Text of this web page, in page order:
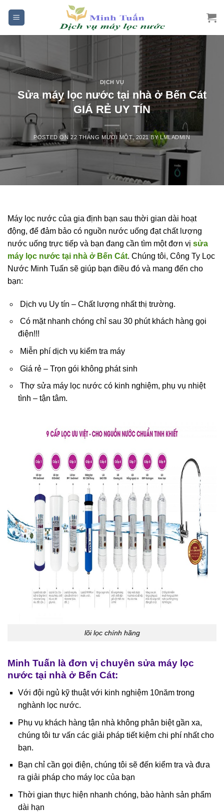
DỊCH VỤ
Sửa máy lọc nước tại nhà ở Bến Cát
GIÁ RẺ UY TÍN
POSTED ON 22 THÁNG MƯỜI MỘT, 2021 BYLMLADMIN
Máy lọc nước của gia định bạn sau thời gian dài hoạt
động, để đảm bảo có nguồn nước uống đạt chất lượng
nước uống trực tiếp và bạn đang cần tìm một đơn vị sửa
máy lọc nước tại nhà ở Bến Cát. Chúng tôi, Công Ty Lọc
Nước Minh Tuấn sẽ giúp bạn điều đó và mang đến cho
bạn:
Dịch vụ Uy tín – Chất lượng nhất thị trường.
Có mặt nhanh chóng chỉ sau 30 phút khách hàng gọi
điện!!!
Miễn phí dịch vụ kiểm tra máy
Giá rẻ – Trọn gói không phát sinh
Thợ sửa máy lọc nước có kinh nghiệm, phụ vụ nhiệt
tình – tận tâm.
lõi lọc chính hãng
Minh Tuấn là đơn vị chuyên sửa máy lọc
nước tại nhà ở Bến Cát:
Với đội ngủ kỹ thuật với kinh nghiệm 10năm trong
nghành lọc nước.
Phụ vụ khách hàng tận nhà không phân biệt gần xa,
chúng tôi tư vấn các giải pháp tiết kiệm chi phí nhất cho
bạn.
Bạn chỉ cần gọi điện, chúng tôi sẽ đến kiểm tra và đưa
ra giải pháp cho máy lọc của bạn
Thời gian thực hiện nhanh chóng, bào hành sản phẩm
dài hạn